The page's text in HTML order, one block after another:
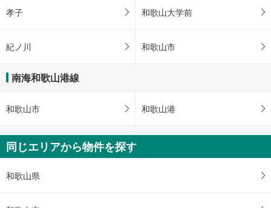
孝子 和歌山大学前
紀ノ川 和歌山市
南海和歌山港線
和歌山市 和歌山港
同じエリアから物件を探す
和歌山県